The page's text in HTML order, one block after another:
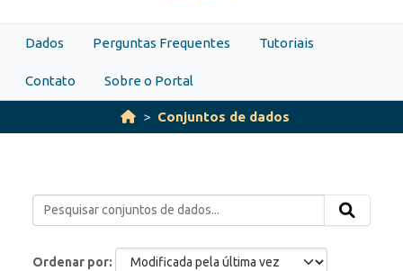
Dados Perguntas Frequentes Tutoriais
Contato Sobre o Portal
Conjuntos de dados
Ordenar por